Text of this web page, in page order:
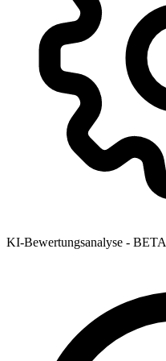
KI-Bewertungsanalyse - BETA